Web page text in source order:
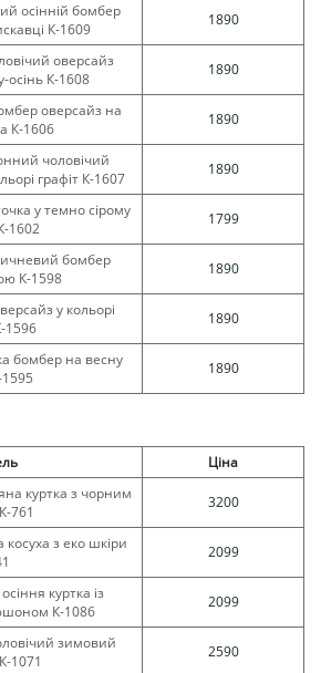
осінній бомбер
К-1609
1890
оверсайз
осінь К-1608
1890
оверсайз на
К-1606
1890
чоловічий
графіт К-1607
1890
у темно сірому
1602
1799
бомбер
К-1598
1890
у кольорі
1596
1890
бомбер на весну
1595
1890
Ціна
куртка з чорним
761
3200
з еко шкіри
2099
куртка із
К-1086
2099
зимовий
1071
2590